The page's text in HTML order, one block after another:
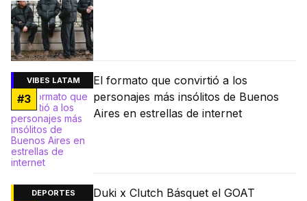
VIBES LATAM
#3
El formato que convirtió a los
personajes más insólitos de Buenos
Aires en estrellas de internet
DEPORTES
Duki x Clutch Básquet el GOAT